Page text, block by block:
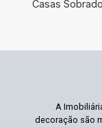
Casas Sobrado
A
decoração são